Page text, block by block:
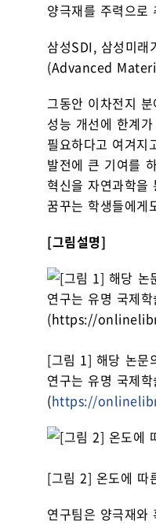
양극재를 주력으
삼성SDI, 삼성미래
(Advanced
그동안 이차전지
성능 개선에 한계
필요하다고 여겨지
발전에 큰 기여를
혁신을 자연과학을
꿈꾸는 학생들에게
[그림설명]
[그림 1] 해당 논문
연구는 유명 국제
(https://
[그림 2] 온도에 따
연구팀은 양극재